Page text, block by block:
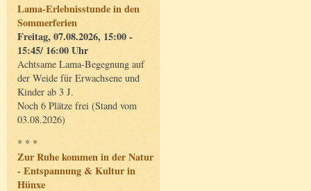
Lama-Erlebnisstunde in den
Sommerferien
Freitag, 07.08.2026, 15:00 -
15:45/ 16:00 Uhr
Achtsame Lama-Begegnung auf
der Weide für Erwachsene und
Kinder ab 3 J.
Noch 6 Plätze frei (Stand vom
03.08.2026)
* * *
Zur Ruhe kommen in der Natur
- Entspannung & Kultur in
Hünxe